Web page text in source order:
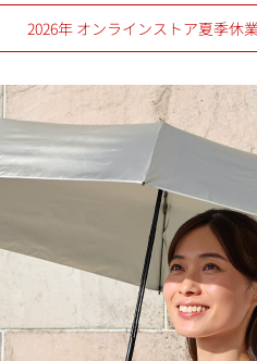
2026年 オンラインストア夏季休